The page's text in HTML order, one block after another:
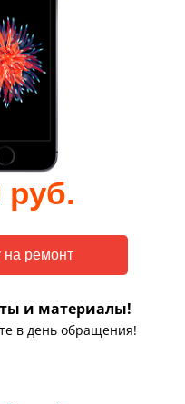
руб.
и материалы!
в день обращения!